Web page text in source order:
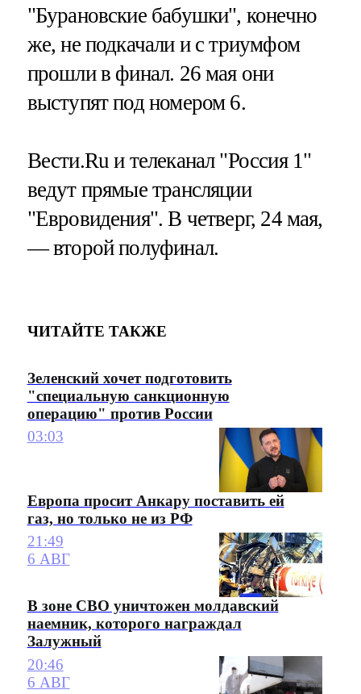
"Бурановские бабушки", конечно
же, не подкачали и с триумфом
прошли в финал. 26 мая они
выступят под номером 6.
Вести.Ru и телеканал "Россия 1"
ведут прямые трансляции
"Евровидения". В четверг, 24 мая,
— второй полуфинал.
ЧИТАЙТЕ ТАКЖЕ
Зеленский хочет подготовить
"специальную санкционную
операцию" против России
03:03
Европа просит Анкару поставить ей
газ, но только не из РФ
21:49
6 АВГ
В зоне СВО уничтожен молдавский
наемник, которого награждал
Залужный
20:46
6 АВГ